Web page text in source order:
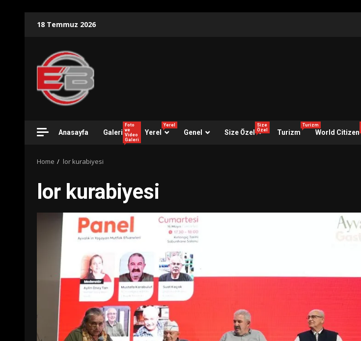
18 Temmuz 2026
Anasayfa Galeri
Foto
ve
Video
Galeri
Yerel
Yerel
Genel Size Özel
Size
Özel
Turizm
Turizm
World Citizen
Home lor kurabiyesi
lor kurabiyesi